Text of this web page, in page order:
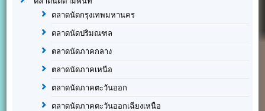
ตลาดนัดกรุงเทพมหานคร
ตลาดนัดปริมณฑล
ตลาดนัดภาคกลาง
ตลาดนัดภาคเหนือ
ตลาดนัดภาคตะวันออก
ตลาดนัดภาคตะวันออกเฉียงเหนือ